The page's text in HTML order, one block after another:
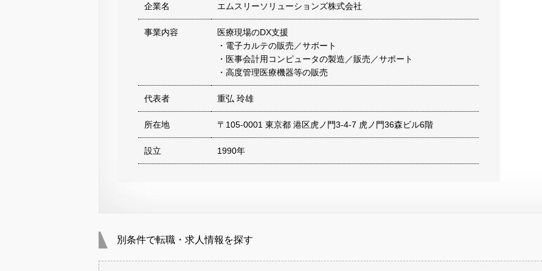
企業名 エムスリーソリューションズ株式会社
事業内容
医療現場のDX支援
・電子カルテの販売／サポート
・医事会計用コンピュータの製造／販売／サポート
・高度管理医療機器等の販売
代表者 重弘 玲雄
所在地 〒105-0001 東京都 港区虎ノ門3-4-7 虎ノ門36森ビル6階
設立 1990年
別条件で転職・求人情報を探す